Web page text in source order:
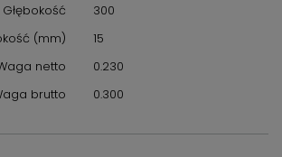
Głębokość
300
(mm)
15
netto
0.230
brutto
0.300